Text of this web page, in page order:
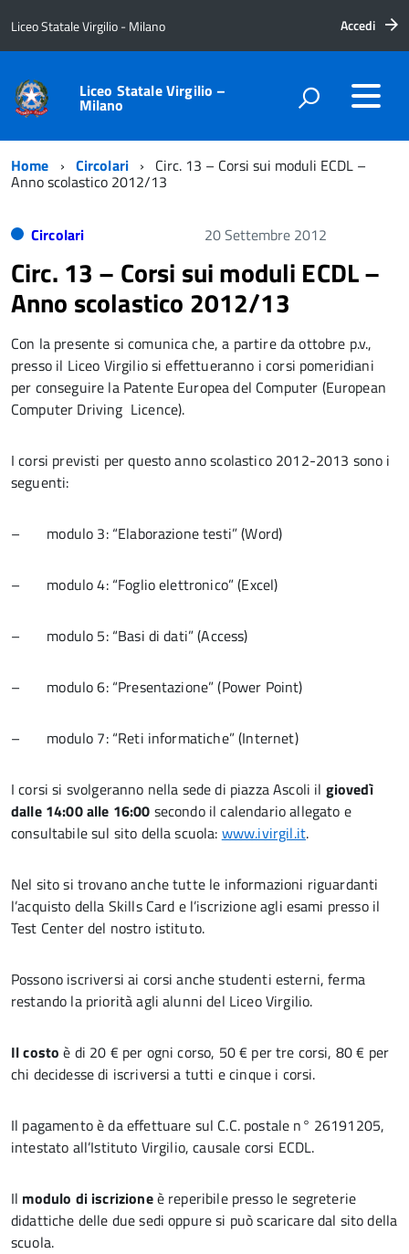
Liceo Statale Virgilio - Milano Accedi
Liceo Statale Virgilio –
Milano
Home Circolari Circ. 13 – Corsi sui moduli ECDL –
Anno scolastico 2012/13
Circolari 20 Settembre 2012
Circ. 13 – Corsi sui moduli ECDL –
Anno scolastico 2012/13
Con la presente si comunica che, a partire da ottobre p.v.,
presso il Liceo Virgilio si effettueranno i corsi pomeridiani
per conseguire la Patente Europea del Computer (European
Computer Driving Licence).
I corsi previsti per questo anno scolastico 2012-2013 sono i
seguenti:
– modulo 3: “Elaborazione testi” (Word)
– modulo 4: “Foglio elettronico” (Excel)
– modulo 5: “Basi di dati” (Access)
– modulo 6: “Presentazione” (Power Point)
– modulo 7: “Reti informatiche” (Internet)
I corsi si svolgeranno nella sede di piazza Ascoli il giovedì
dalle 14:00 alle 16:00 secondo il calendario allegato e
consultabile sul sito della scuola: www.ivirgil.it.
Nel sito si trovano anche tutte le informazioni riguardanti
l’acquisto della Skills Card e l’iscrizione agli esami presso il
Test Center del nostro istituto.
Possono iscriversi ai corsi anche studenti esterni, ferma
restando la priorità agli alunni del Liceo Virgilio.
Il costo è di 20 € per ogni corso, 50 € per tre corsi, 80 € per
chi decidesse di iscriversi a tutti e cinque i corsi.
Il pagamento è da effettuare sul C.C. postale n° 26191205,
intestato all’Istituto Virgilio, causale corsi ECDL.
Il modulo di iscrizioneè reperibile presso le segreterie
didattiche delle due sedi oppure si può scaricare dal sito della
scuola.